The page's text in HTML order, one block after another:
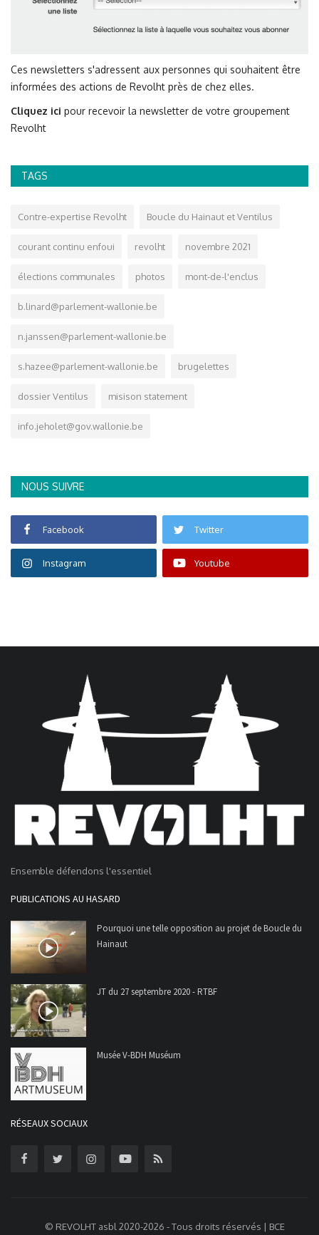
Ces newsletters s'adressent aux personnes qui souhaitent être
informées des actions de Revolht près de chez elles.
Cliquez ici pour recevoir la newsletter de votre groupement
Revolht
TAGS
Contre-expertise Revolht Boucle du Hainaut et Ventilus
courant continu enfoui revolht novembre 2021
élections communales photos mont-de-l'enclus
b.linard@parlement-wallonie.be
n.janssen@parlement-wallonie.be
s.hazee@parlement-wallonie.be brugelettes
dossier Ventilus misison statement
info.jeholet@gov.wallonie.be
NOUS SUIVRE
Facebook Twitter
Instagram Youtube
Ensemble défendons l'essentiel
PUBLICATIONS AU HASARD
Pourquoi une telle opposition au projet de Boucle du
Hainaut
JT du 27 septembre 2020 - RTBF
Musée V-BDH Muséum
RÉSEAUX SOCIAUX
© REVOLHT asbl 2020-2026 - Tous droits réservés | BCE